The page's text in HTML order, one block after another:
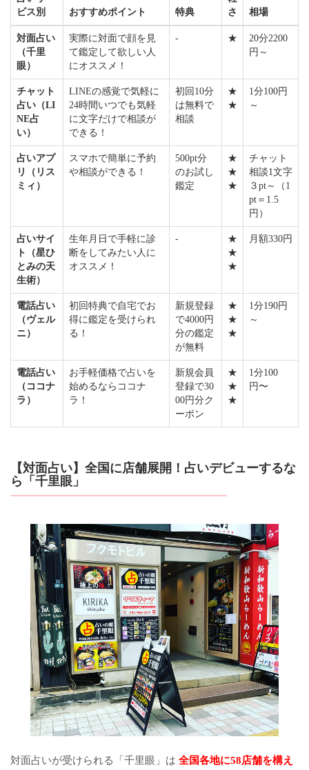
ビス別
おすすめポイント 特典
さ
相場
対面占い
（千里
眼）
実際に対面で顔を見
て鑑定して欲しい人
にオススメ！
- ★
20分2200
円～
チャット
占い（LI
NE占
い）
LINEの感覚で気軽に
24時間いつでも気軽
に文字だけで相談が
できる！
初回10分
は無料で
相談
★
★
1分100円
～
占いアプ
リ（リス
ミィ）
スマホで簡単に予約
や相談ができる！
500pt分
のお試し
鑑定
★
★
★
チャット
相談1文字
３pt～（1
pt＝1.5
円）
占いサイ
ト（星ひ
とみの天
生術）
生年月日で手軽に診
断をしてみたい人に
オススメ！
-
★
★
★
月額330円
電話占い
（ヴェル
ニ）
初回特典で自宅でお
得に鑑定を受けられ
る！
新規登録
で4000円
分の鑑定
が無料
★
★
★
1分190円
～
電話占い
（ココナ
ラ）
お手軽価格で占いを
始めるならココナ
ラ！
新規会員
登録で30
00円分ク
ーポン
★
★
★
1分100
円〜
【対面占い】全国に店舗展開！占いデビューするな
ら「千里眼」
対面占いが受けられる「千里眼」は 全国各地に58店舗を構え